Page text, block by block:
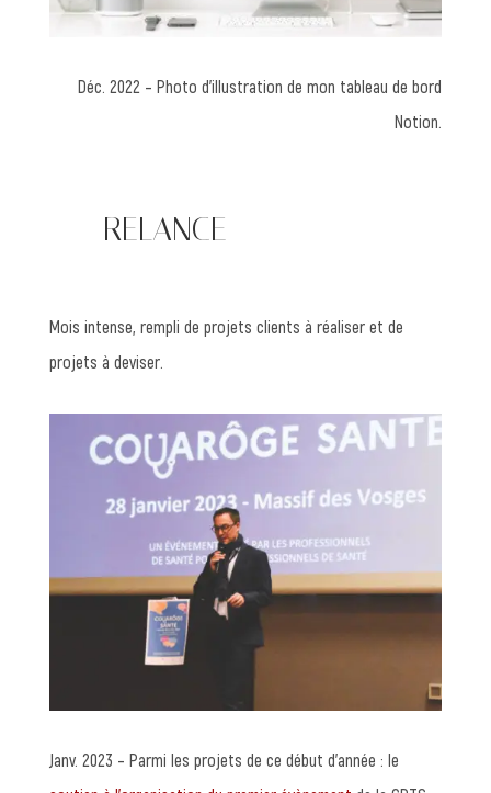
Déc. 2022 – Photo d’illustration de mon tableau de bord
Notion.
—— RELANCE
Mois intense, rempli de projets clients à réaliser et de
projets à deviser.
Janv. 2023 – Parmi les projets de ce début d’année : le